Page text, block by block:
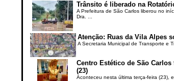
Trânsito é liberado na
A Prefeitura de São Carlos liberou no
Dra. ...
Atenção: Ruas da Vila Alpes
A Secretaria Municipal de Transporte e
Centro Estético de São
(23)
Aconteceu nesta última terça-feira (23),